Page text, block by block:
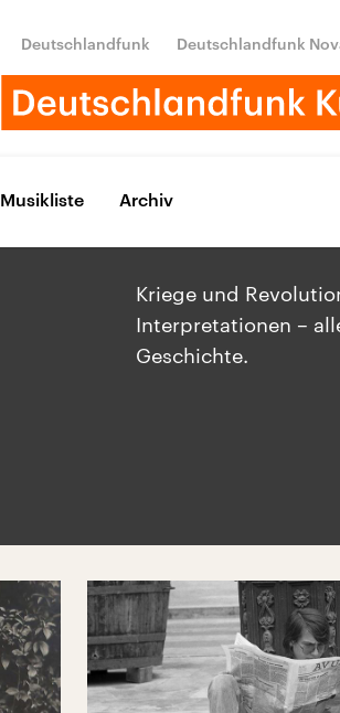
Deutschlandfunk Deutschlandfunk
Musikliste Archiv
Kriege und
Interpretationen –
Geschichte.